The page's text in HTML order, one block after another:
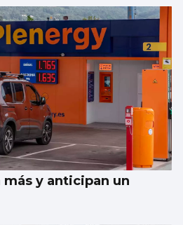
en una “ciudad
y anticipan un